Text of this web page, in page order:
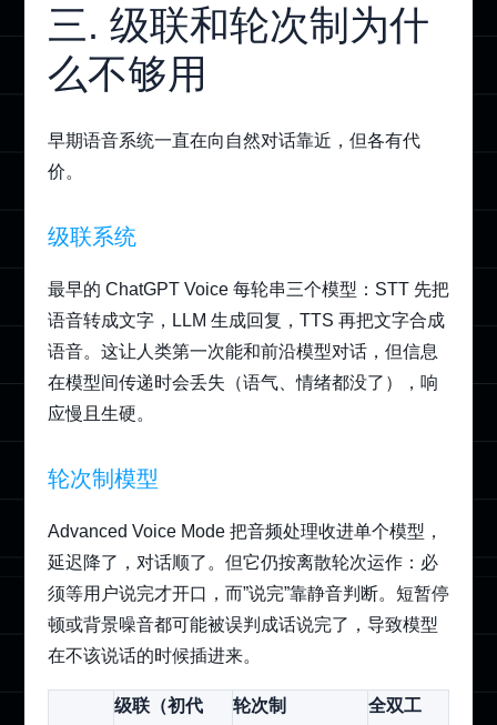
三. 级联和轮次制为什
么不够用
早期语音系统一直在向自然对话靠近，但各有代
价。
级联系统
最早的 ChatGPT Voice 每轮串三个模型：STT 先把
语音转成文字，LLM 生成回复，TTS 再把文字合成
语音。这让人类第一次能和前沿模型对话，但信息
在模型间传递时会丢失（语气、情绪都没了），响
应慢且生硬。
轮次制模型
Advanced Voice Mode 把音频处理收进单个模型，
延迟降了，对话顺了。但它仍按离散轮次运作：必
须等用户说完才开口，而”说完”靠静音判断。短暂停
顿或背景噪音都可能被误判成话说完了，导致模型
在不该说话的时候插进来。
级联（初代
轮次制
全双工